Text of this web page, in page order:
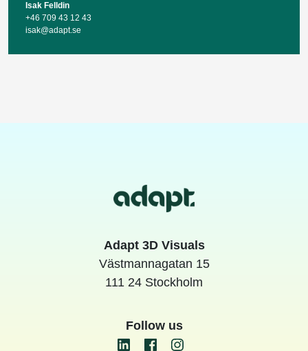
Isak Felldin
+46 709 43 12 43
isak@adapt.se
Adapt 3D Visuals
Västmannagatan 15
111 24 Stockholm
Follow us